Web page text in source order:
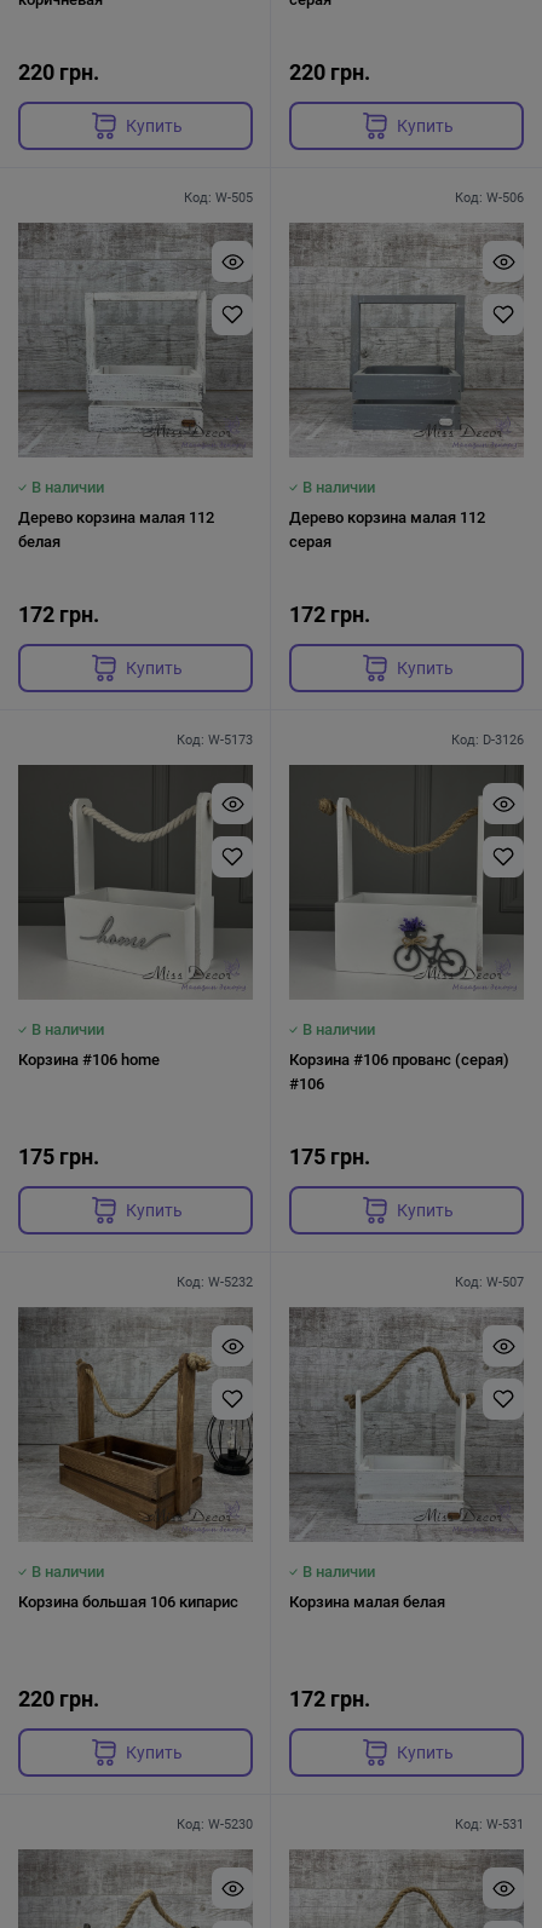
220 грн.
Купить
220 грн.
Купить
Код: W-505
В наличии
Дерево корзина малая 112
белая
172 грн.
Купить
Код: W-506
В наличии
Дерево корзина малая 112
серая
172 грн.
Купить
Код: W-5173
В наличии
Корзина #106 home
175 грн.
Купить
Код: D-3126
В наличии
Корзина #106 прованс (серая)
#106
175 грн.
Купить
Код: W-5232
В наличии
Корзина большая 106 кипарис
220 грн.
Купить
Код: W-507
В наличии
Корзина малая белая
172 грн.
Купить
Код: W-5230 Код: W-531